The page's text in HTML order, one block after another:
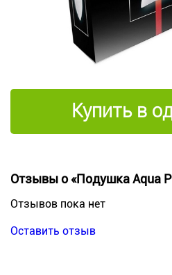
Купить в
Отзывы о «Подушка Aqua
Отзывов пока нет
Оставить отзыв